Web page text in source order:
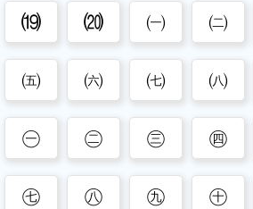
⒆ ⒇ ㈠ ㈡
㈤ ㈥ ㈦ ㈧
㊀ ㊁ ㊂ ㊃
㊆ ㊇ ㊈ ㊉